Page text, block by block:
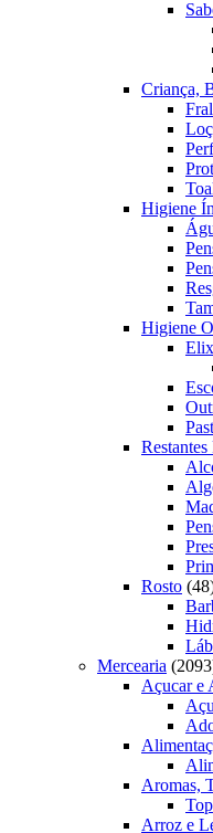
Criança,
Higiene
Higiene
Rosto 48
Mercearia 2093
Açucar e
Aromas,
Arroz e